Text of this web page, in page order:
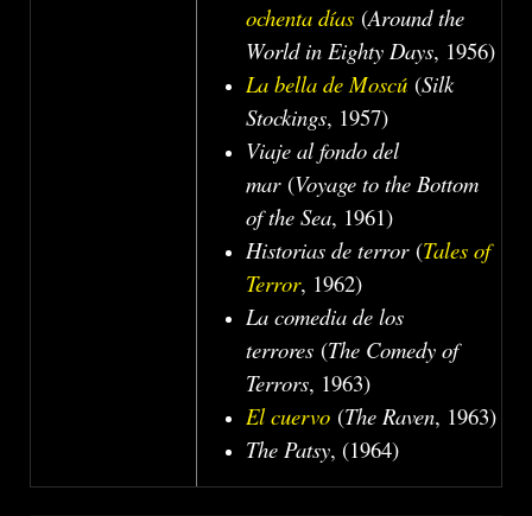
ochenta días (Around the
World in Eighty Days, 1956)
La bella de Moscú (Silk
Stockings, 1957)
Viaje al fondo del
mar(Voyage to the Bottom
of the Sea, 1961)
Historias de terror(Tales of
Terror, 1962)
La comedia de los
terrores (The Comedy of
Terrors, 1963)
El cuervo (The Raven, 1963)
The Patsy, (1964)